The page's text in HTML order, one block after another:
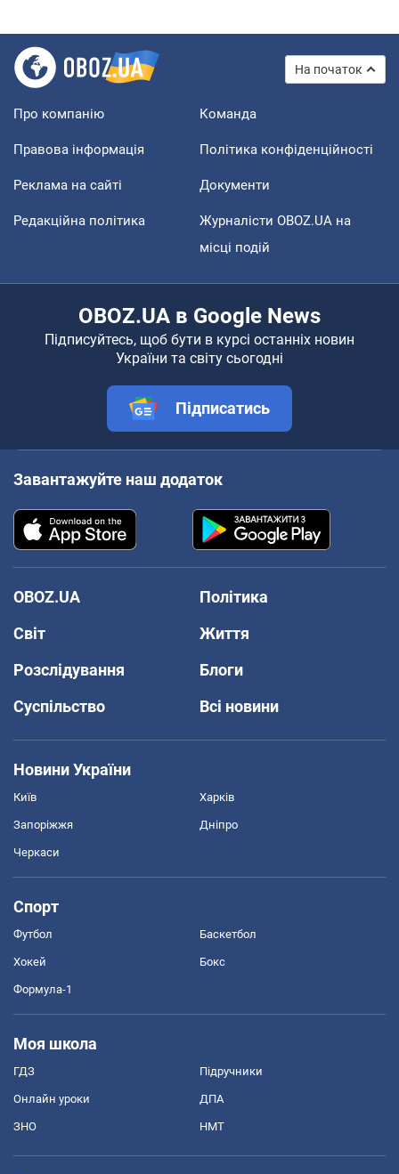
На початок
Про компанію Команда
Правова інформація Політика конфіденційності
Реклама на сайті Документи
Редакційна політика
Журналісти OBOZ.UA на
місці подій
OBOZ.UA в Google News
Підписуйтесь, щоб бути в курсі останніх новин
України та світу сьогодні
Підписатись
Завантажуйте наш додаток
OBOZ.UA
Політика
Світ
Життя
Розслідування
Блоги
Суспільство
Всі новини
Новини України
Київ Харків
Запоріжжя Дніпро
Черкаси
Спорт
Футбол Баскетбол
Хокей Бокс
Формула-1
Моя школа
ГДЗ Підручники
Онлайн уроки ДПА
ЗНО НМТ